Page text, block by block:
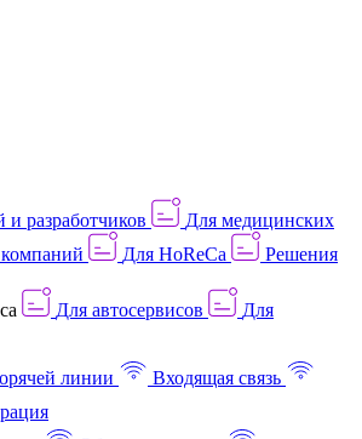
разработчиков
Для медицинских
Для HoReCa
Решения
Для автосервисов
Для
линии
Входящая связь